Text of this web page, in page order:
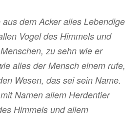
dem Acker alles Lebendige
Vogel des Himmels und
zu sehn wie er
alles der Mensch einem rufe,
Wesen, das sei sein Name.
Namen allem Herdentier
Himmels und allem